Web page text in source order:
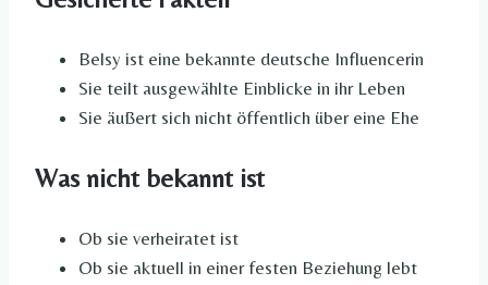
Belsy ist eine bekannte deutsche Influencerin
Sie teilt ausgewählte Einblicke in ihr Leben
Sie äußert sich nicht öffentlich über eine Ehe
Was nicht bekannt ist
Ob sie verheiratet ist
Ob sie aktuell in einer festen Beziehung lebt